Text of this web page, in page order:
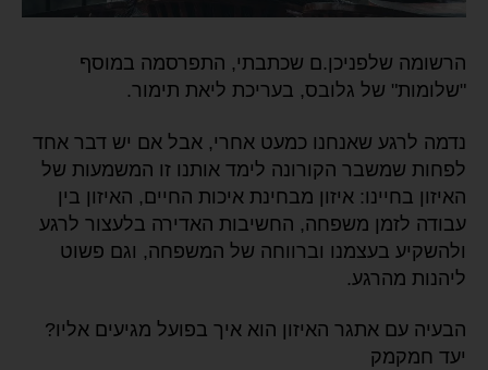
הרשומה שלפניכן.ם שכתבתי, התפרסמה במוסף
"שלומות" של גלובס, בעריכת ליאת תימור.
נדמה לרגע שאנחנו כמעט אחרי, אבל אם יש דבר אחד
לפחות שמשבר הקורונה לימד אותנו זו המשמעות של
האיזון בחיינו: איזון מבחינת איכות החיים, האיזון בין
עבודה לזמן משפחה, החשיבות האדירה בלעצור לרגע
ולהשקיע בעצמנו וברווחה של המשפחה, וגם פשוט
ליהנות מהרגע.
הבעיה עם אתגר האיזון הוא איך בפועל מגיעים אליו?
יעד חמקמק